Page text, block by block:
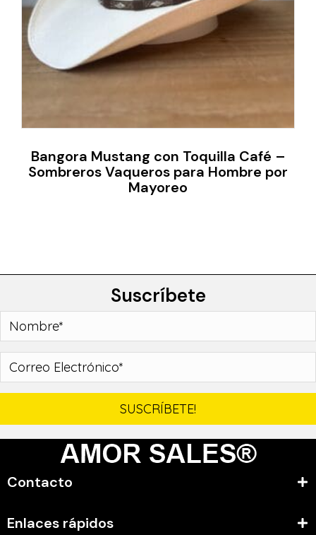
Bangora Mustang con Toquilla Café –
Sombreros Vaqueros para Hombre por
Mayoreo
Suscríbete
SUSCRÍBETE!
Contacto
Enlaces rápidos